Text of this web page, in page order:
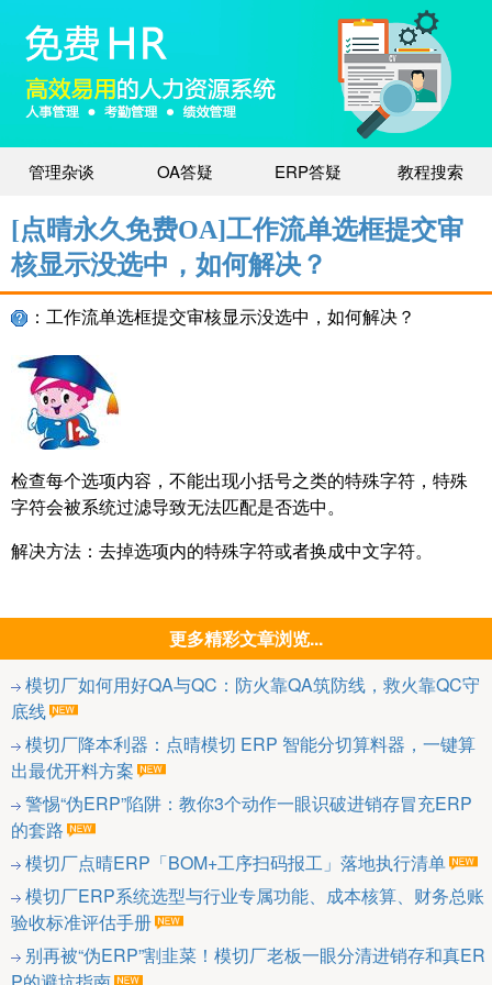
管理杂谈 OA答疑 ERP答疑 教程搜索
[点晴永久免费OA]工作流单选框提交审
核显示没选中，如何解决？
：工作流单选框提交审核显示没选中，如何解决？
检查每个选项内容，不能出现小括号之类的特殊字符，特殊
字符会被系统过滤导致无法匹配是否选中。
解决方法：去掉选项内的特殊字符或者换成中文字符。
更多精彩文章浏览...
模切厂如何用好QA与QC：防火靠QA筑防线，救火靠QC守
底线
模切厂降本利器：点晴模切 ERP 智能分切算料器，一键算
出最优开料方案
警惕“伪ERP”陷阱：教你3个动作一眼识破进销存冒充ERP
的套路
模切厂点晴ERP「BOM+工序扫码报工」落地执行清单
模切厂ERP系统选型与行业专属功能、成本核算、财务总账
验收标准评估手册
别再被“伪ERP”割韭菜！模切厂老板一眼分清进销存和真ER